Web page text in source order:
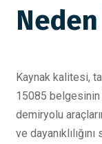
Kaynak kalitesi,
15085
demiryolu
ve